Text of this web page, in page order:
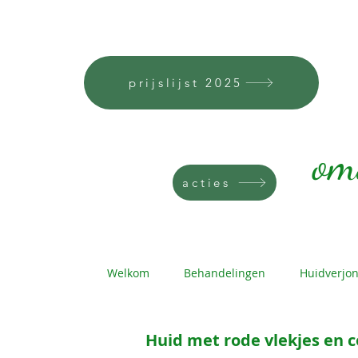
prijslijst 2025
acties
Welkom Behandelingen
Huid met rode vlekjes en